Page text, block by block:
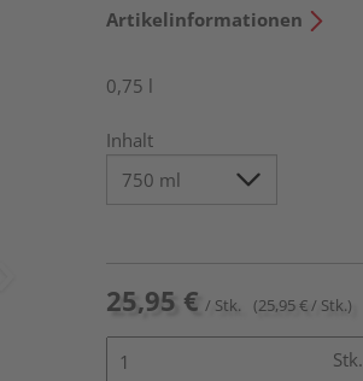
Artikelinformationen
0,75 l
Inhalt
25,95 € / Stk. (25,95 € / Stk.)
Stk.